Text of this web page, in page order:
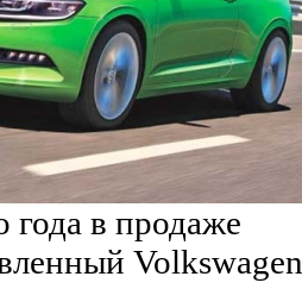
года в продаже
Volkswagen